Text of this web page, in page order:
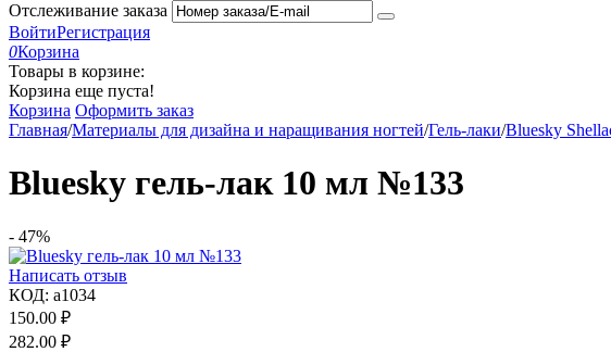
Отслеживание заказа
ВойтиРегистрация
0Корзина
Товары в корзине:
Корзина еще пуста!
Корзина Оформить заказ
Главная/Материалы для дизайна и наращивания ногтей/Гель-лаки/Bluesky
Bluesky гель-лак 10 мл №133
- 47%
Написать отзыв
КОД: a1034
150.00 ₽
282.00 ₽